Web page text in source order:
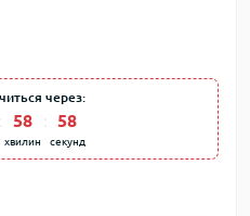
через:
58
хвилин
57
секунд